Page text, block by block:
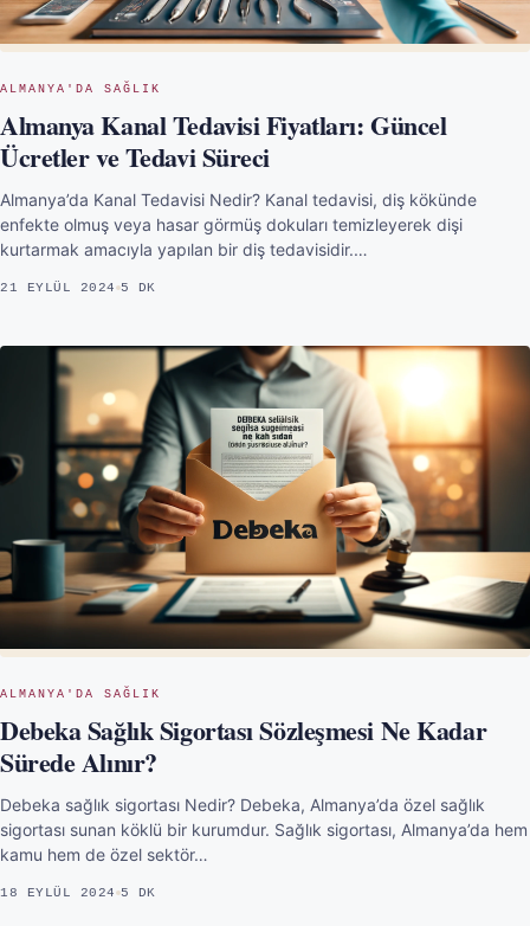
ALMANYA'DA SAĞLIK
Almanya Kanal Tedavisi Fiyatları: Güncel
Ücretler ve Tedavi Süreci
Almanya’da Kanal Tedavisi Nedir? Kanal tedavisi, diş kökünde
enfekte olmuş veya hasar görmüş dokuları temizleyerek dişi
kurtarmak amacıyla yapılan bir diş tedavisidir.…
21 EYLÜL 2024 5 DK
ALMANYA'DA SAĞLIK
Debeka Sağlık Sigortası Sözleşmesi Ne Kadar
Sürede Alınır?
Debeka sağlık sigortası Nedir? Debeka, Almanya’da özel sağlık
sigortası sunan köklü bir kurumdur. Sağlık sigortası, Almanya’da hem
kamu hem de özel sektör…
18 EYLÜL 2024 5 DK